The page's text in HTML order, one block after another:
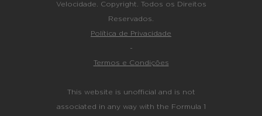
Velocidade. Copyright. Todos os Direitos
Reservados.
Política de Privacidade
-
Termos e Condições
This website is unofficial and is not
associated in any way with the Formula 1